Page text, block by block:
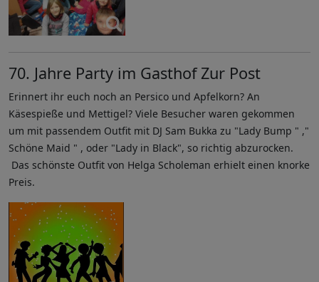
70. Jahre Party im Gasthof Zur Post
Erinnert ihr euch noch an Persico und Apfelkorn? An
Käsespieße und Mettigel? Viele Besucher waren gekommen
um mit passendem Outfit mit DJ Sam Bukka zu "Lady Bump " ,"
Schöne Maid " , oder "Lady in Black", so richtig abzurocken.
Das schönste Outfit von Helga Scholeman erhielt einen knorke
Preis.